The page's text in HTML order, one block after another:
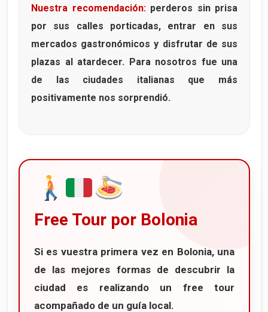
Nuestra recomendación:perderos sin prisa
por sus calles porticadas, entrar en sus
mercados gastronómicos y disfrutar de sus
plazas al atardecer. Para nosotros fue una
de las ciudades italianas que más
positivamente nos sorprendió.
Free Tour por Bolonia
Si es vuestra primera vez en Bolonia, una
de las mejores formas de descubrir la
ciudad es realizando un free tour
acompañado de un guía local.